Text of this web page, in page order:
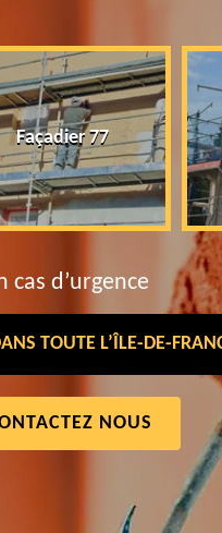
Façadier 77
d’urgence
TOUTE L’ÎLE-DE-
NOUS